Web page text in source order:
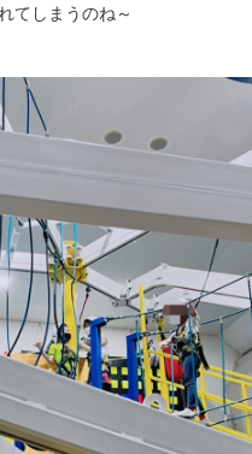
てしまうのね～